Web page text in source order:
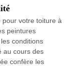
votre toiture à
peintures
conditions
au cours des
confère les